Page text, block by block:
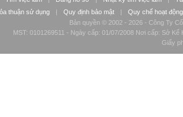
thuận sử dụng
| Quy định bảo mật |
Quy chế hoạt động
Bản quyền © 2002 - 2026 - Công Ty
MST: 0101269511 - Ngày cấp: 01/07/2008 Nơi cấp: Sở
Giấy